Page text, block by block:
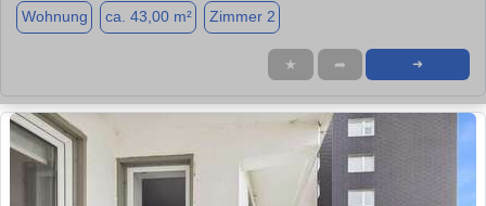
Wohnung ca. 43,00 m² Zimmer 2
★ ➦ ➜